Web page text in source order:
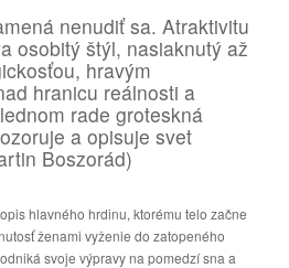
nenudiť sa. Atraktivitu
osobitý štýl, nasiaknutý až
hravým
hranicu reálnosti a
rade groteskná
a opisuje svet
Boszorád)
hlavného hrdinu, ktorému telo začne
ženami vyženie do zatopeného
svoje výpravy na pomedzí sna a